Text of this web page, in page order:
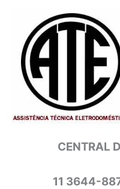
conteúdo
CENTRAL
11 3644-